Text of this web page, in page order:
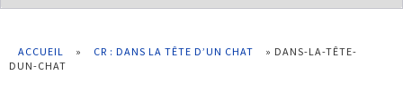
ACCUEIL » CR : DANS LA TÊTE D’UN CHAT » DANS-LA-TÊTE-
DUN-CHAT